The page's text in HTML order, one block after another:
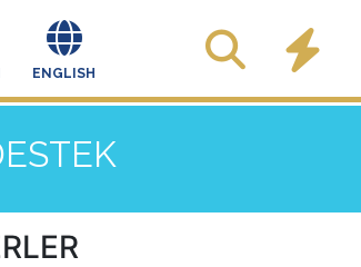
ENGLISH